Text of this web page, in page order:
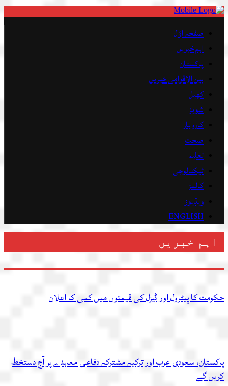
صفحہ اوّل
اہم خبریں
پاکستان
بین الاقوامی خبریں
کھیل
شوبز
کاروبار
صحت
تعلیم
ٹیکنالوجی
کالمز
ویڈیوز
ENGLISH
اہم خبریں
حکومت کا پیٹرول اور ڈیزل کی قیمتوں میں کمی کا اعلان
پاکستان، سعودی عرب اور ترکیہ مشترکہ دفاعی معاہدے پر آج دستخط
کریں گے